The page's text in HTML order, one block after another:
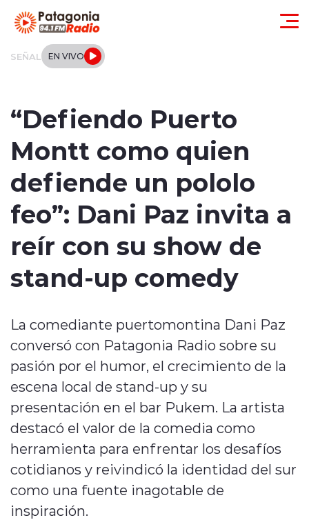
SEÑAL EN VIVO
Local
Tendencias
Internacional
Deportes
Quienes Somos
“Defiendo Puerto
Montt como quien
defiende un pololo
feo”: Dani Paz invita a
reír con su show de
stand-up comedy
La comediante puertomontina Dani Paz
conversó con Patagonia Radio sobre su
pasión por el humor, el crecimiento de la
escena local de stand-up y su
presentación en el bar Pukem. La artista
destacó el valor de la comedia como
herramienta para enfrentar los desafíos
cotidianos y reivindicó la identidad del sur
como una fuente inagotable de
inspiración.